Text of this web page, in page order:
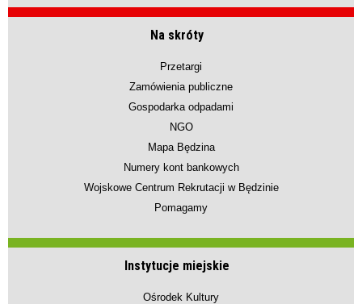
Na skróty
Przetargi
Zamówienia publiczne
Gospodarka odpadami
NGO
Mapa Będzina
Numery kont bankowych
Wojskowe Centrum Rekrutacji w Będzinie
Pomagamy
Instytucje miejskie
Ośrodek Kultury